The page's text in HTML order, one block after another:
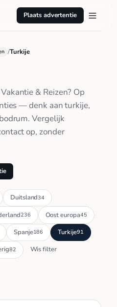
Plaats advertentie
/Turkije
& Reizen? Op
— denk aan turkije,
Vergelijk
op, zonder
Duitsland34
236 Oost europa45
Spanje186 Turkije91
82 Wis filter